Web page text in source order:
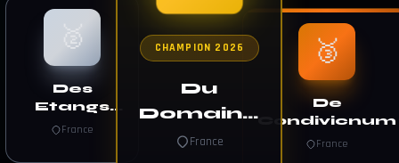
CHAMPION 2026
Du
Domaine
De La
France
🥈
Des
Etangs
Sauvages
France
🥉
De
Condivicnum
France